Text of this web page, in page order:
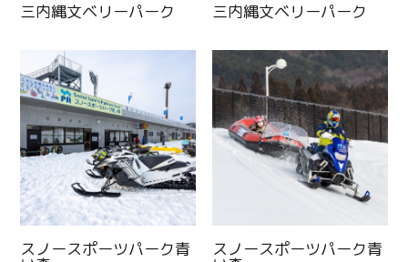
三内縄文ベリーパーク 三内縄文ベリーパーク
スノースポーツパーク青 スノースポーツパーク青